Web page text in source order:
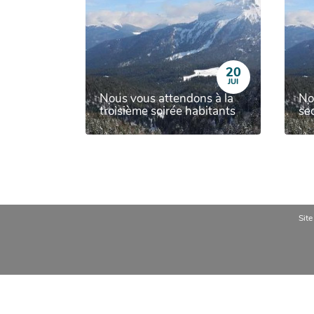
20
JUI
Nous vous attendons à la
troisième soirée habitants